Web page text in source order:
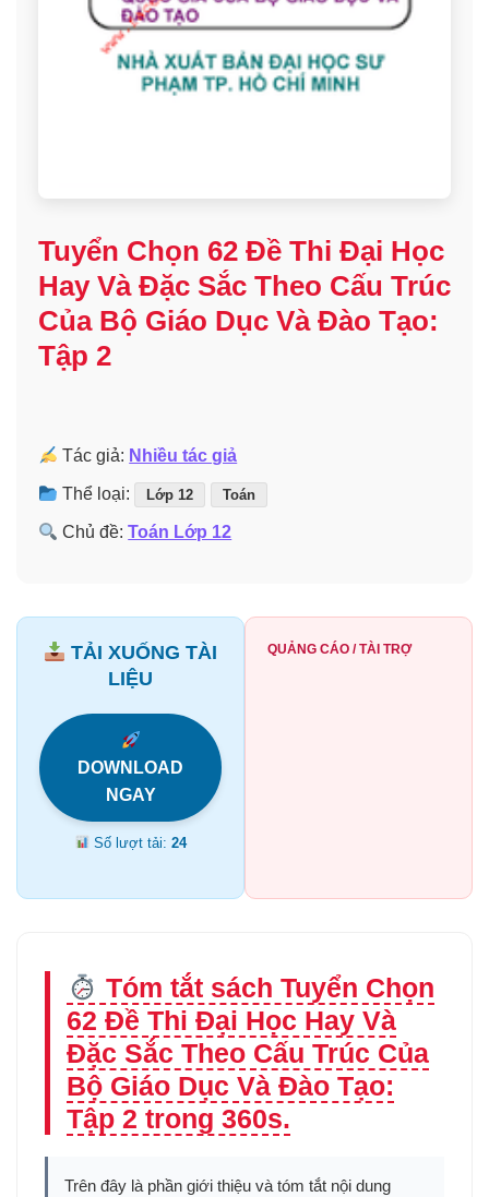
Tuyển Chọn 62 Đề Thi Đại Học
Hay Và Đặc Sắc Theo Cấu Trúc
Của Bộ Giáo Dục Và Đào Tạo:
Tập 2
Tác giả: Nhiều tác giả
Thể loại: Lớp 12 Toán
Chủ đề:Toán Lớp 12
TẢI XUỐNG TÀI
LIỆU
DOWNLOAD
NGAY
Số lượt tải:24
QUẢNG CÁO / TÀI TRỢ
Tóm tắt sách Tuyển Chọn
62 Đề Thi Đại Học Hay Và
Đặc Sắc Theo Cấu Trúc Của
Bộ Giáo Dục Và Đào Tạo:
Tập 2 trong 360s.
Trên đây là phần giới thiệu và tóm tắt nội dung